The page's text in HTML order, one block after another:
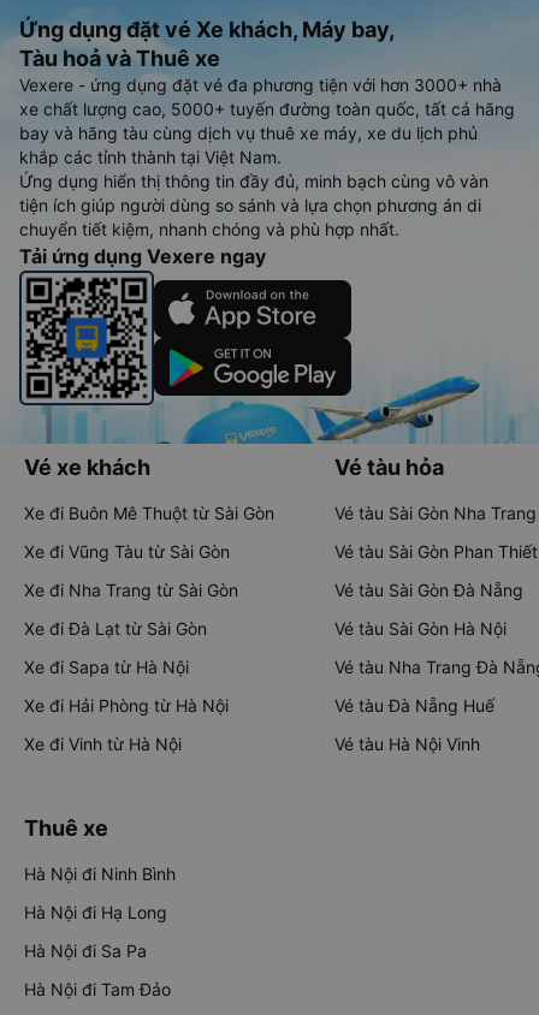
Ứng dụng đặt vé Xe khách, Máy bay,
Tàu hoả và Thuê xe
Vexere - ứng dụng đặt vé đa phương tiện với hơn 3000+ nhà
xe chất lượng cao, 5000+ tuyến đường toàn quốc, tất cả hãng
bay và hãng tàu cùng dịch vụ thuê xe máy, xe du lịch phủ
khắp các tỉnh thành tại Việt Nam.
Ứng dụng hiển thị thông tin đầy đủ, minh bạch cùng vô vàn
tiện ích giúp người dùng so sánh và lựa chọn phương án di
chuyển tiết kiệm, nhanh chóng và phù hợp nhất.
Tải ứng dụng Vexere ngay
Vé xe khách
Xe đi Buôn Mê Thuột từ Sài Gòn
Xe đi Vũng Tàu từ Sài Gòn
Xe đi Nha Trang từ Sài Gòn
Xe đi Đà Lạt từ Sài Gòn
Xe đi Sapa từ Hà Nội
Xe đi Hải Phòng từ Hà Nội
Xe đi Vinh từ Hà Nội
Vé tàu hỏa
Vé tàu Sài Gòn Nha Trang
Vé tàu Sài Gòn Phan Thiết
Vé tàu Sài Gòn Đà Nẵng
Vé tàu Sài Gòn Hà Nội
Vé tàu Nha Trang Đà
Vé tàu Đà Nẵng Huế
Vé tàu Hà Nội Vinh
Thuê xe
Hà Nội đi Ninh Bình
Hà Nội đi Hạ Long
Hà Nội đi Sa Pa
Hà Nội đi Tam Đảo